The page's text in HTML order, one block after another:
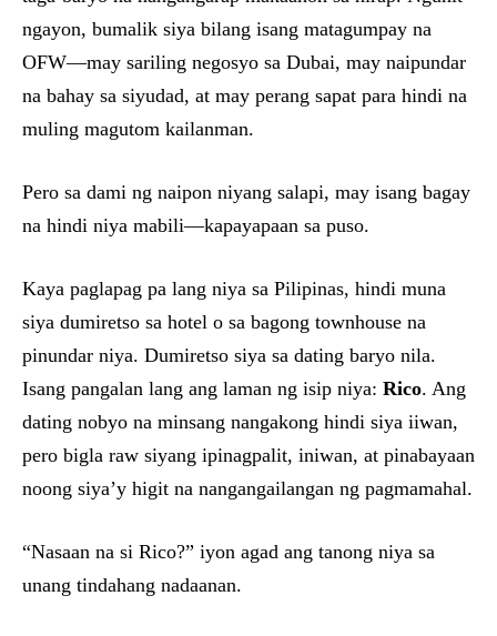
ngayon, bumalik siya bilang isang matagumpay na
OFW—may sariling negosyo sa Dubai, may naipundar
na bahay sa siyudad, at may perang sapat para hindi na
muling magutom kailanman.
Pero sa dami ng naipon niyang salapi, may isang bagay
na hindi niya mabili—kapayapaan sa puso.
Kaya paglapag pa lang niya sa Pilipinas, hindi muna
siya dumiretso sa hotel o sa bagong townhouse na
pinundar niya. Dumiretso siya sa dating baryo nila.
Isang pangalan lang ang laman ng isip niya: Rico. Ang
dating nobyo na minsang nangakong hindi siya iiwan,
pero bigla raw siyang ipinagpalit, iniwan, at pinabayaan
noong siya’y higit na nangangailangan ng pagmamahal.
“Nasaan na si Rico?” iyon agad ang tanong niya sa
unang tindahang nadaanan.